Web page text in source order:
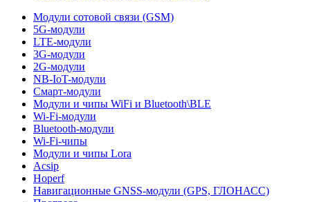
Модули сотовой связи (GSM)
5G-модули
LTE-модули
3G-модули
2G-модули
NB-IoT-модули
Смарт-модули
Модули и чипы WiFi и Bluetooth\BLE
Wi-Fi-модули
Bluetooth-модули
Wi-Fi-чипы
Модули и чипы Lora
Acsip
Hoperf
Навигационные GNSS-модули (GPS, ГЛОНАСС)